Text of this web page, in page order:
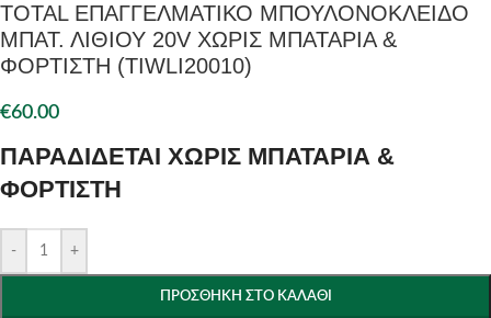
TOTAL ΕΠΑΓΓΕΛΜΑΤΙΚΟ ΜΠΟΥΛΟΝΟΚΛΕΙΔΟ
ΜΠΑΤ. ΛΙΘΙΟΥ 20V ΧΩΡΙΣ ΜΠΑΤΑΡΙΑ &
ΦΟΡΤΙΣΤΗ (TIWLI20010)
€60.00
ΠΑΡΑΔΙΔΕΤΑΙ ΧΩΡΙΣ ΜΠΑΤΑΡΙΑ &
ΦΟΡΤΙΣΤΗ
- +
ΠΡΟΣΘΉΚΗ ΣΤΟ ΚΑΛΆΘΙ